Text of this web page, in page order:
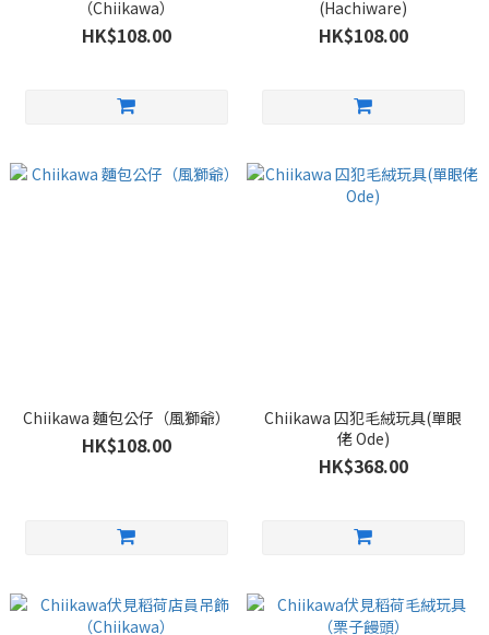
（Chiikawa）
HK$108.00
(Hachiware)
HK$108.00
Chiikawa 麵包公仔（風獅爺）
HK$108.00
Chiikawa 囚犯毛絨玩具(單眼
佬 Ode)
HK$368.00